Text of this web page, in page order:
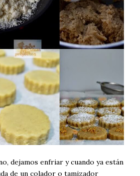
dejamos enfriar y cuando ya están
de un colador o tamizador